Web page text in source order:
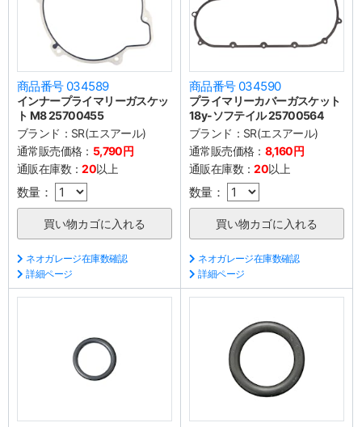
商品番号 034589
インナープライマリーガスケッ
ト M8 25700455
ブランド： SR(エスアール)
通常販売価格： 5,790円
通販在庫数：20以上
数量：
ネオガレージ在庫数確認
詳細ページ
商品番号 034590
プライマリーカバーガスケット
18y-ソフテイル 25700564
ブランド： SR(エスアール)
通常販売価格： 8,160円
通販在庫数：20以上
数量：
ネオガレージ在庫数確認
詳細ページ